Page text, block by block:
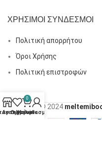
ΧΡΗΣΙΜΟΙ ΣΥΝΔΕΣΜΟΙ
Πολιτική απορρήτου
Όροι Χρήσης
Πολιτική επιστροφών
© 2024
Αγαπημένα
0
Καλάθι
Ο λογαριασμός μου